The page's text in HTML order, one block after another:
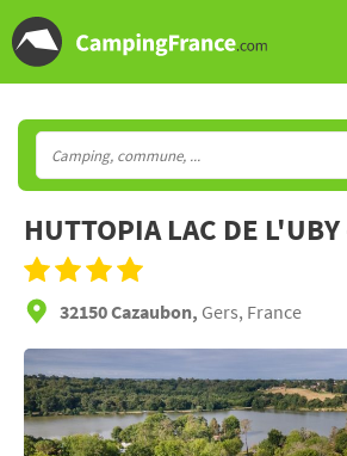
HUTTOPIA LAC DE L'UBY
32150 Cazaubon, Gers, France